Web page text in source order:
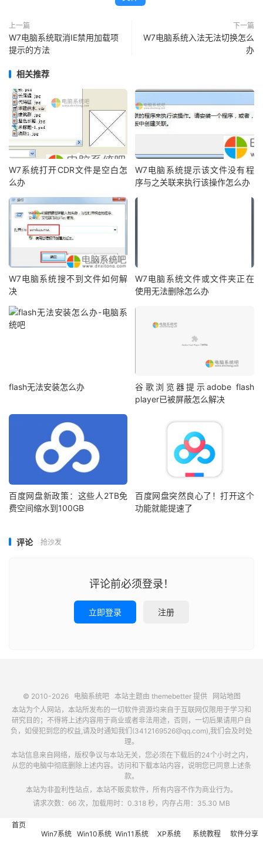
上一篇
W7电脑系统取消IE禁用加载项
提示的方法
下一篇
W7电脑系统入法无法切换怎么
办
相关推荐
W7系统打开CDR文件是空白怎
么办
W7电脑系统提示该文件没有程
序与之关联来执行该操作怎么办
W7电脑系统搜不到文件如何解
决
W7电脑系统文件或文件夹正在
使用无法删除怎么办
flash无法安装怎么办
谷歌浏览器提示adobe flash
player已被屏蔽怎么解决
百度网盘新政策：这些人2TB免
费空间缩水到100GB
百度网盘突然良心了！打开这个
功能就能提速了
评论 抢沙发
评论前必须登录！
立即登录 注册
© 2010-2026 电脑系统吧本站主题由 themebetter提供
网站地图
本站为个人网站，本站所发布的一切软件资源均来自于互联网仅限用于学习和
研究目的；不得将上述内容用于商业或者非法用途，否则，一切后果请用户自
负，如侵犯到您的权益,请及时通知我们(3412169526@qq.com),我们会及时处
理。
本站信息来自网络，版权争议与本站无关，您必须在下载后的24个小时之内，
从您的电脑中彻底删除上述内容。访问和下载本站内容，说明您已同意上述条
款。
本站为非盈利性站点，本站不贩卖软件，所有内容不作为商业行为。
请求次数：66 次，加载用时：0.318 秒，内存占用：35.30 MB
首页
Win7系统 Win10系统 Win11系统 XP系统 系统教程 软件分享